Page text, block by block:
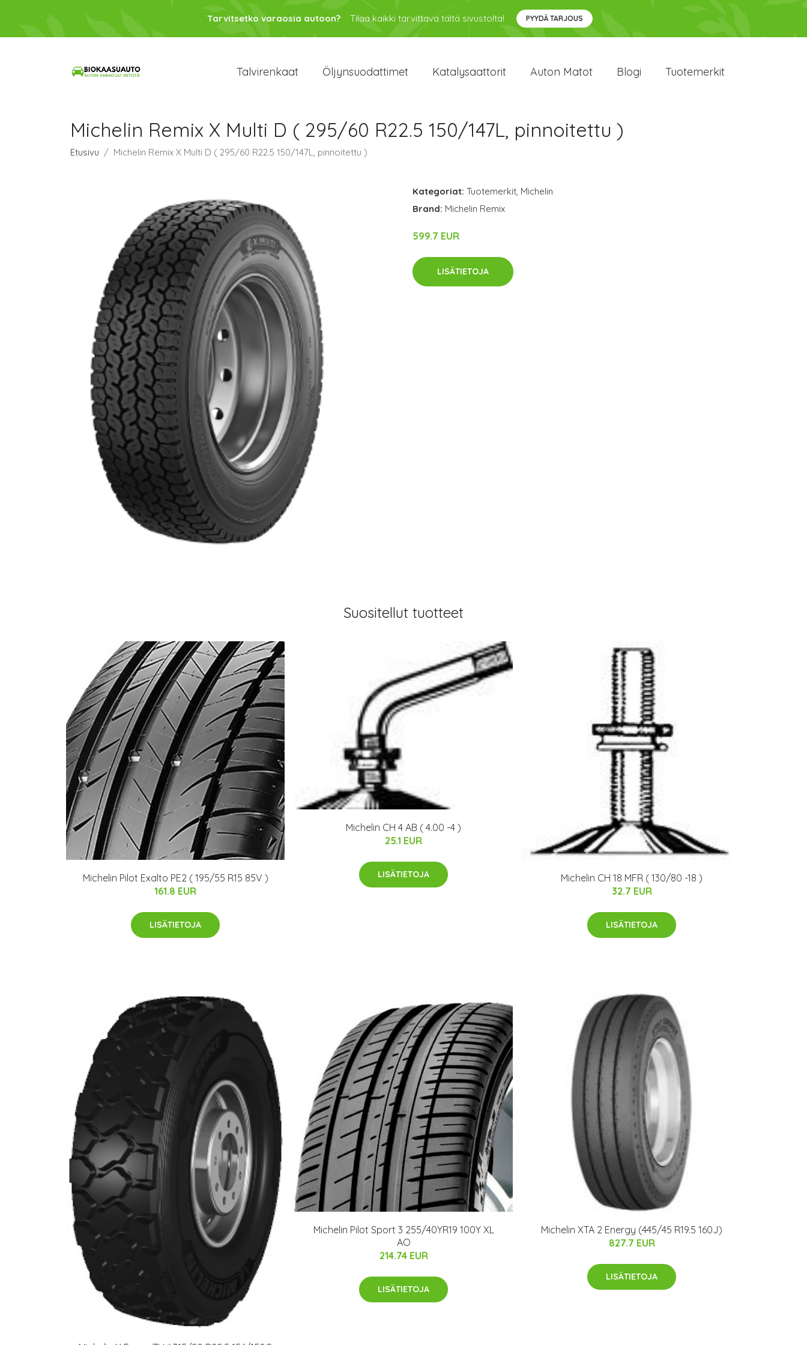
Tarvitsetko varaosia autoon? Tilaa kaikki tarvittava tältä sivustolta! PYYDÄ TARJOUS
Talvirenkaat Öljynsuodattimet Katalysaattorit Auton Matot Blogi Tuotemerkit
Michelin Remix X Multi D ( 295/60 R22.5 150/147L, pinnoitettu )
Etusivu Michelin Remix X Multi D ( 295/60 R22.5 150/147L, pinnoitettu )
Kategoriat: Tuotemerkit, Michelin
Brand: Michelin Remix
599.7 EUR
LISÄTIETOJA
Suositellut tuotteet
Michelin Pilot Exalto PE2 ( 195/55 R15 85V )
161.8 EUR
LISÄTIETOJA
Michelin CH 4 AB ( 4.00 -4 )
25.1 EUR
LISÄTIETOJA
Michelin CH 18 MFR ( 130/80 -18 )
32.7 EUR
LISÄTIETOJA
Michelin Pilot Sport 3 255/40YR19 100Y XL
AO
214.74 EUR
LISÄTIETOJA
Michelin XTA 2 Energy (445/45 R19.5 160J)
827.7 EUR
LISÄTIETOJA